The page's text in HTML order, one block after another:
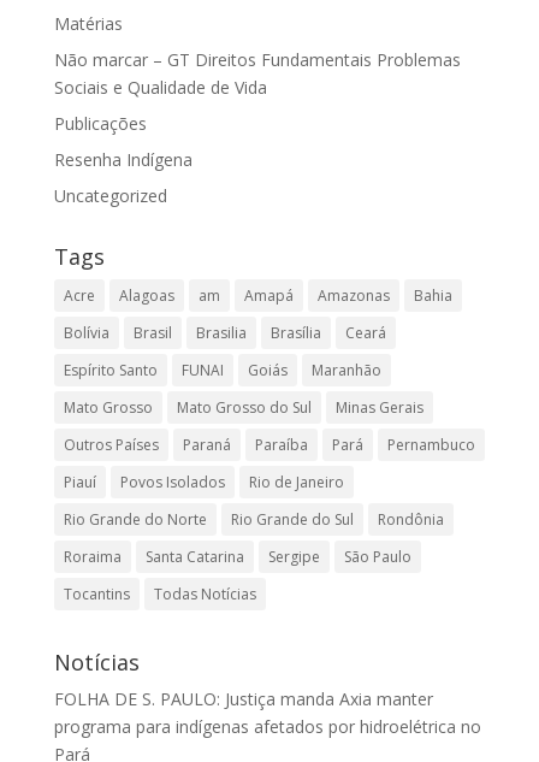
Matérias
Não marcar – GT Direitos Fundamentais Problemas
Sociais e Qualidade de Vida
Publicações
Resenha Indígena
Uncategorized
Tags
Acre Alagoas am Amapá Amazonas
Bahia
Bolívia
Brasil Brasilia Brasília
Ceará
Espírito Santo
FUNAI Goiás
Maranhão
Mato Grosso
Mato Grosso do Sul
Minas Gerais
Outros Países
Paraná Paraíba Pará
Pernambuco
Piauí
Povos Isolados
Rio de Janeiro
Rio Grande do Norte
Rio Grande do Sul
Rondônia
Roraima
Santa Catarina Sergipe
São Paulo
Tocantins
Todas Notícias
Notícias
FOLHA DE S. PAULO: Justiça manda Axia manter
programa para indígenas afetados por hidroelétrica no
Pará